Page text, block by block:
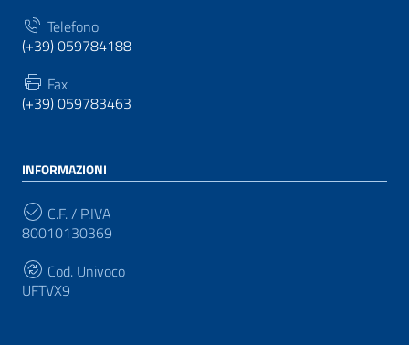
Telefono
(+39) 059784188
Fax
(+39) 059783463
INFORMAZIONI
C.F. / P.IVA
80010130369
Cod. Univoco
UFTVX9